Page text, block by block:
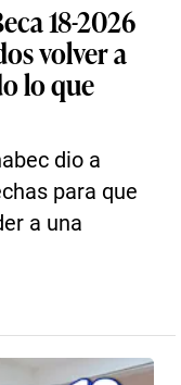
18-2026
volver a
lo que
dio a
para que
a una